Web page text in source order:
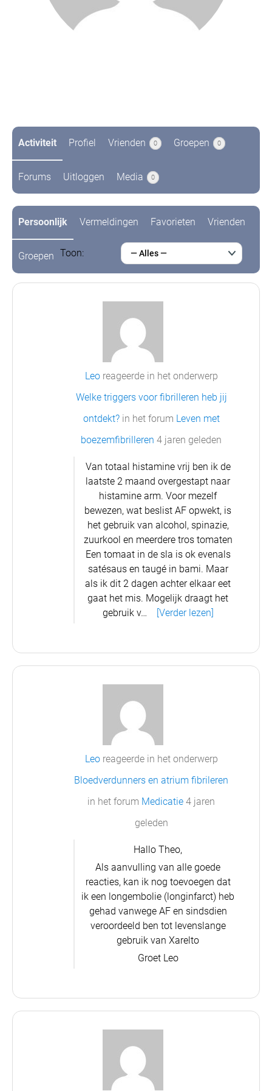
Activiteit Profiel Vrienden 0 Groepen 0
Forums Uitloggen Media 0
Persoonlijk Vermeldingen Favorieten Vrienden
Groepen Toon: — Alles —
Leoreageerde in het onderwerp
Welke triggers voor fibrilleren heb jij
ontdekt?in het forum Leven met
boezemfibrilleren 4 jaren geleden
Van totaal histamine vrij ben ik de
laatste 2 maand overgestapt naar
histamine arm. Voor mezelf
bewezen, wat beslist AF opwekt, is
het gebruik van alcohol, spinazie,
zuurkool en meerdere tros tomaten
Een tomaat in de sla is ok evenals
satésaus en taugé in bami. Maar
als ik dit 2 dagen achter elkaar eet
gaat het mis. Mogelijk draagt het
gebruik v…
[Verder lezen]
Leoreageerde in het onderwerp
Bloedverdunners en atrium fibrileren
in het forum Medicatie 4 jaren
geleden
Hallo Theo,
Als aanvulling van alle goede
reacties, kan ik nog toevoegen dat
ik een longembolie (longinfarct) heb
gehad vanwege AF en sindsdien
veroordeeld ben tot levenslange
gebruik van Xarelto
Groet Leo